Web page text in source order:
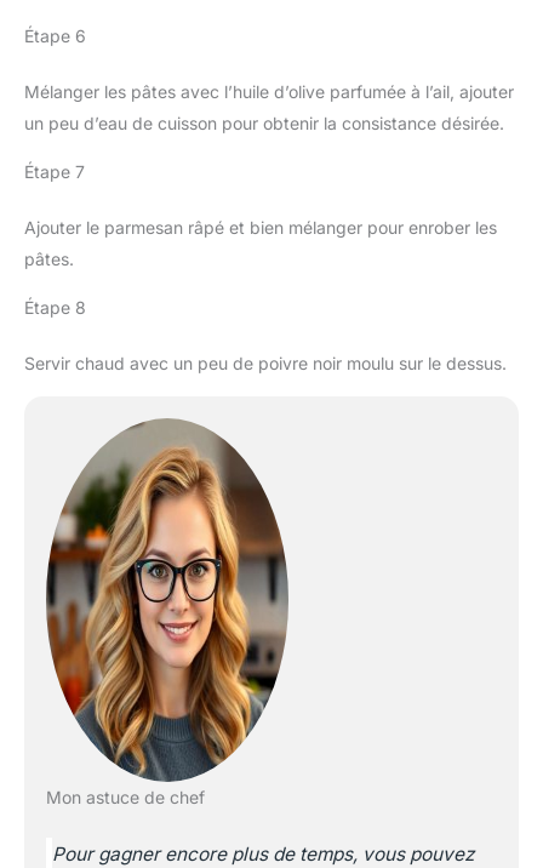
Étape 6
Mélanger les pâtes avec l’huile d’olive parfumée à l’ail, ajouter
un peu d’eau de cuisson pour obtenir la consistance désirée.
Étape 7
Ajouter le parmesan râpé et bien mélanger pour enrober les
pâtes.
Étape 8
Servir chaud avec un peu de poivre noir moulu sur le dessus.
Mon astuce de chef
Pour gagner encore plus de temps, vous pouvez